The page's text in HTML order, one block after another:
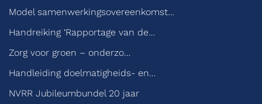
Model samenwerkingsovereenkomst…
Handreiking ‘Rapportage van de…
Zorg voor groen – onderzo…
Handleiding doelmatigheids- en…
NVRR Jubileumbundel 20 jaar